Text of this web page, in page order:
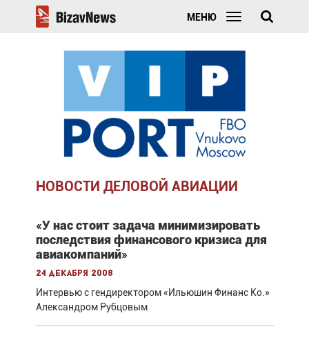
МЕНЮ
НОВОСТИ ДЕЛОВОЙ АВИАЦИИ
«У нас стоит задача минимизировать
последствия финансового кризиса для
авиакомпаний»
24 декабря 2008
Интервью с гендиректором «Ильюшин Финанс Ко.»
Александром Рубцовым